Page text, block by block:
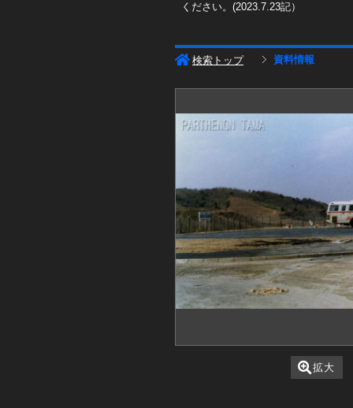
ください。(2023.7.23記）
検索トップ 資料情報
拡大